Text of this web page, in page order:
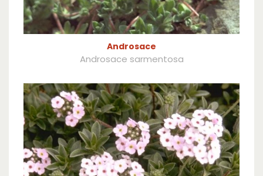
Androsace
Androsace sarmentosa